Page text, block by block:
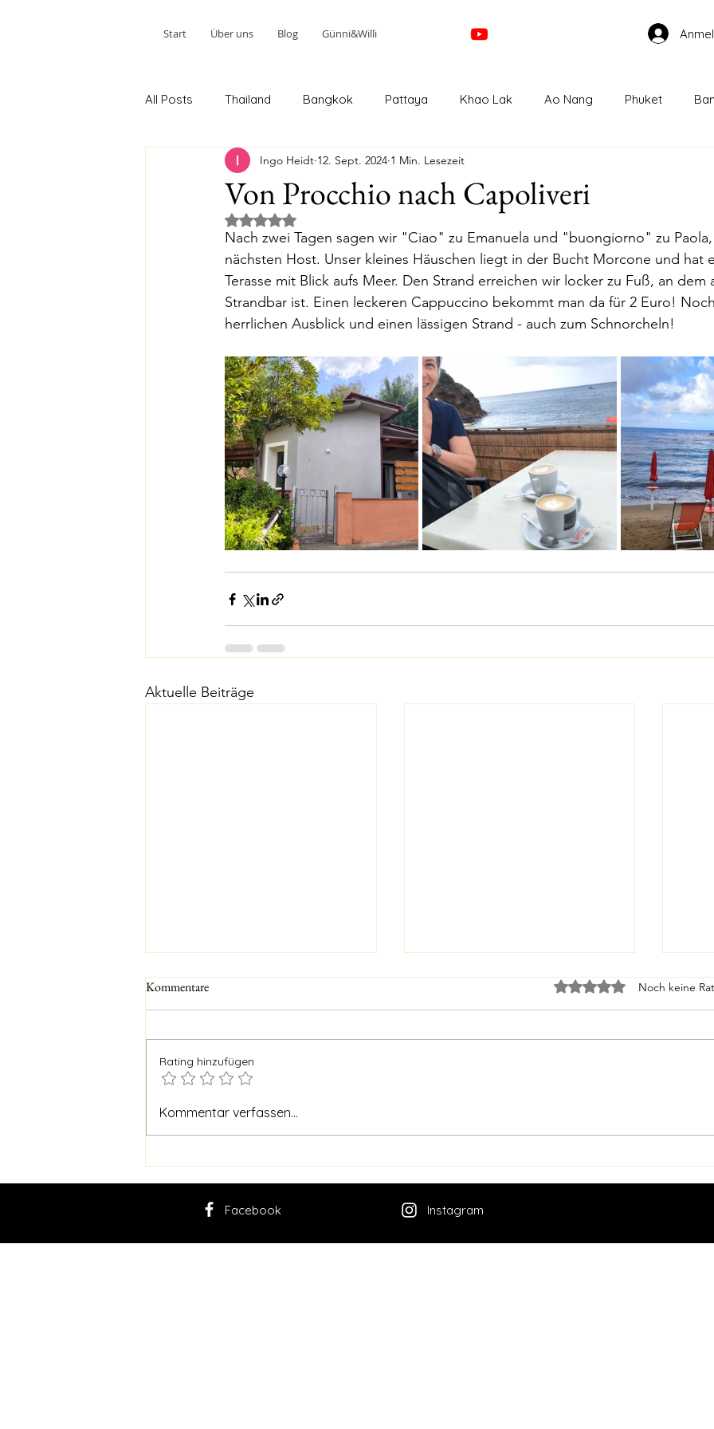
Start Über uns Blog Günni&Willi
All Posts Thailand Bangkok Pattaya Khao Lak Ao Nang Phuket
Ao Nang 2.Teil Phuket 2.Teil Kuala Lumpur
Kuala Lumpur 2. Teil
Melbourne 2. Stopp Sydney Auckland Papamoa Taupo Wellington
Von Procchio nach Capoliveri
Ingo Heidt 12. Sept. 2024 1 Min. Lesezeit
Mit NaN von 5 Sternen bewertet.
Nach zwei Tagen sagen wir "Ciao" zu Emanuela und "buongiorno" zu
nächsten Host. Unser kleines Häuschen liegt in der Bucht Morcone und hat
Terasse mit Blick aufs Meer. Den Strand erreichen wir locker zu Fuß, an dem
Strandbar ist. Einen leckeren Cappuccino bekommt man da für 2 Euro!
herrlichen Ausblick und einen lässigen Strand - auch zum Schnorcheln!
Aktuelle Beiträge
Schnalstal und Abschied
Kommentare Mit 0 von 5 Sternen
Noch keine
Rating hinzufügen
Kommentar verfassen...
Facebook Instagram